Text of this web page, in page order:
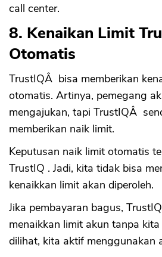
call center.
8. Kenaikan Limit
Otomatis
TrustIQÂ bisa memberikan
otomatis. Artinya, pemegang
mengajukan, tapi TrustIQÂ
memberikan naik limit.
Keputusan naik limit otomatis
TrustIQ . Jadi, kita tidak bisa
kenaikkan limit akan diperoleh.
Jika pembayaran bagus,
menaikkan limit akun tanpa
dilihat, kita aktif menggunakan